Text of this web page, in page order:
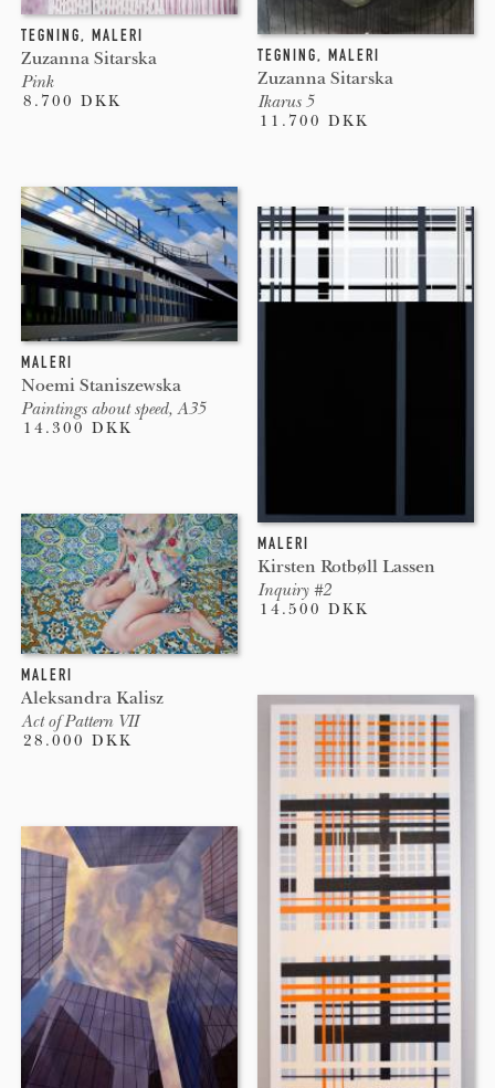
TEGNING, MALERI
Zuzanna Sitarska
Pink
8.700 DKK
MALERI
Noemi Staniszewska
Paintings about speed, A35
14.300 DKK
MALERI
Aleksandra Kalisz
Act of Pattern VII
28.000 DKK
TEGNING, MALERI
Zuzanna Sitarska
Ikarus 5
11.700 DKK
MALERI
Kirsten Rotbøll Lassen
Inquiry #2
14.500 DKK